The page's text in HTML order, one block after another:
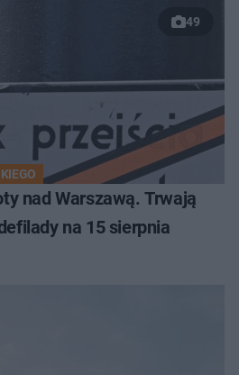
49
nad Warszawą. Trwają
na 15 sierpnia